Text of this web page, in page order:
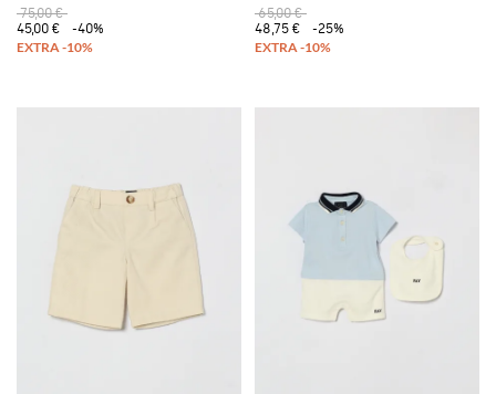
75,00 €
45,00 €
-40%
65,00 €
48,75 €
-25%